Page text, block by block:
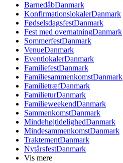
BarnedåbDanmark
KonfirmationslokalerDanmark
FødselsdagsfestDanmark
Fest med overnatningDanmark
SommerfestDanmark
VenueDanmark
EventlokalerDanmark
FamiliefestDanmark
FamiliesammenkomstDanmark
FamilietræfDanmark
FamilieturDanmark
FamilieweekendDanmark
SammenkomstDanmark
MindehøjtidelighedDanmark
MindesammenkomstDanmark
TraktementDanmark
NytårsfestDanmark
Vis mere